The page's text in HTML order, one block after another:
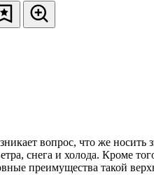
вопрос, что же
снега и холода. Кроме
преимущества такой